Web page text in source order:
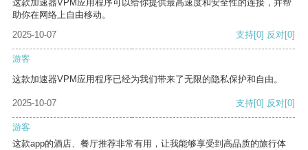
这款加速器VPM应用程序可以给你提供最高速度和安全性的连接，并帮
助你在网络上自由移动。
2025-10-07
支持[0] 反对[0]
游客
这款加速器VPM应用程序已经为我们带来了无限的隐私保护和自由。
2025-10-07 支持[0] 反对[0]
游客
这款app的酒店、餐厅推荐非常有用，让我能够享受到高品质的旅行体